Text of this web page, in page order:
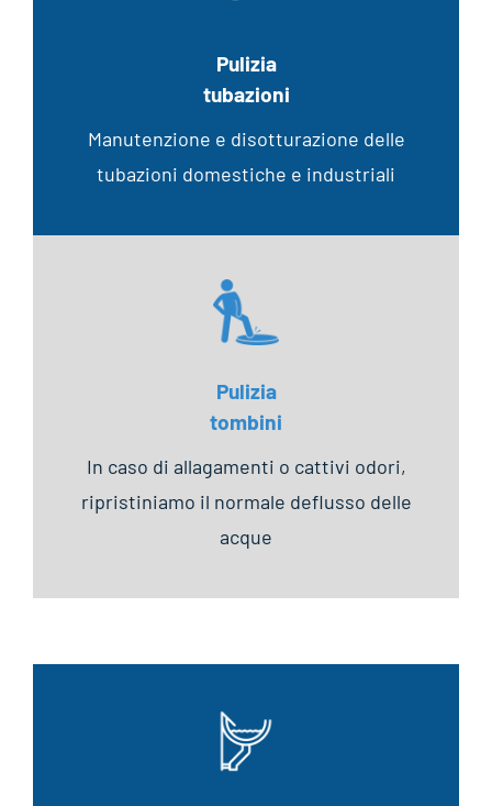
Pulizia
tubazioni
Manutenzione e disotturazione delle
tubazioni domestiche e industriali
Pulizia
tombini
In caso di allagamenti o cattivi odori,
ripristiniamo il normale deflusso delle
acque